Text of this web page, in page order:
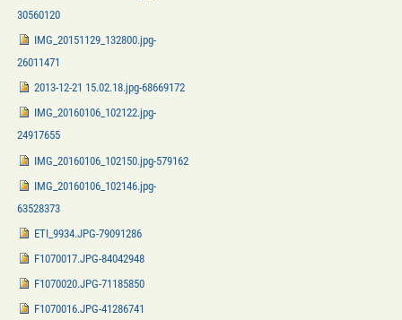
30560120
IMG_20151129_132800.jpg-
26011471
2013-12-21 15.02.18.jpg-68669172
IMG_20160106_102122.jpg-
24917655
IMG_20160106_102150.jpg-579162
IMG_20160106_102146.jpg-
63528373
ETI_9934.JPG-79091286
F1070017.JPG-84042948
F1070020.JPG-71185850
F1070016.JPG-41286741